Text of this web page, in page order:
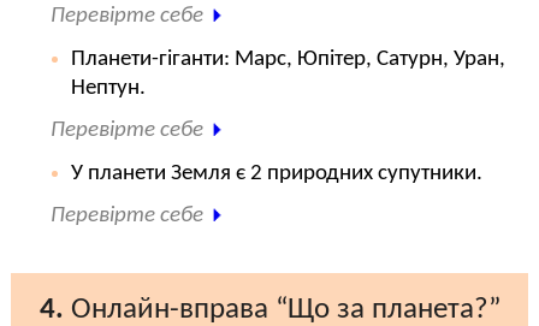
Перевірте себе
Планети-гіганти: Марс, Юпітер, Сатурн, Уран,
Нептун.
Перевірте себе
У планети Земля є 2 природних супутники.
Перевірте себе
4. Онлайн-вправа “Що за планета?”